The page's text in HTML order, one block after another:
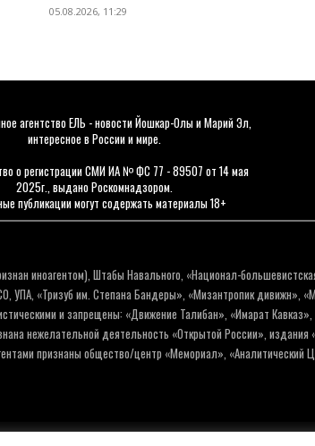
05.08.2026, 11:29
агентство ЕЛЬ - новости Йошкар-Олы и Марий Эл,
интересное в России и мире.
о регистрации СМИ ИА № ФС 77 - 89507 от 14 мая
2025г., выдано Роскомнадзором.
публикации могут содержать материалы 18+
иноагентом), Штабы Навального, «Национал-
«Тризуб им. Степана Бандеры», «Мизантропик дивижн»,
и запрещены: «Движение Талибан», «Имарат
нежелательной деятельность «Открытой России»,
признаны общество/центр «Мемориал», «Аналитический